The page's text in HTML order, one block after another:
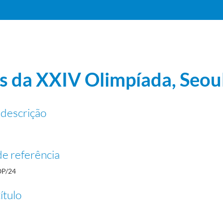
badminton, basquetebol e boxe
da XXIV Olimpíada,
referência
24